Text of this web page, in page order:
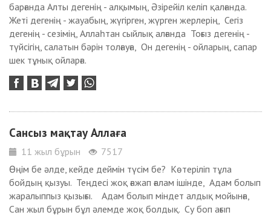
барғанда Алты дегенің - алқымың, Әзірейіл келіп қалғанда.
Жеті дегенің - жауабың, жүгірген, жүрген жерлерің, Сегіз
дегенің - сезімің, Аллаһтан сыйлық алғанда Тоғыз дегенің -
түйсігің, салатын бәрін толғауға, Он дегенің - ойларың, сапар
шек тұнық ойларға.
Сансыз мақтау Аллаға
11 жыл бұрын
7517
Өңім бе әлде, кейде деймін түсім бе? Көтеріліп тұла
бойдың қызуы. Теңдесі жоқ ғажап ғалам ішінде, Адам болып
жаралыппыз қызығы. Адам болып міндет алдық мойынға,
Сан жыл бұрын бұл әлемде жоқ болдық. Су боп ағып